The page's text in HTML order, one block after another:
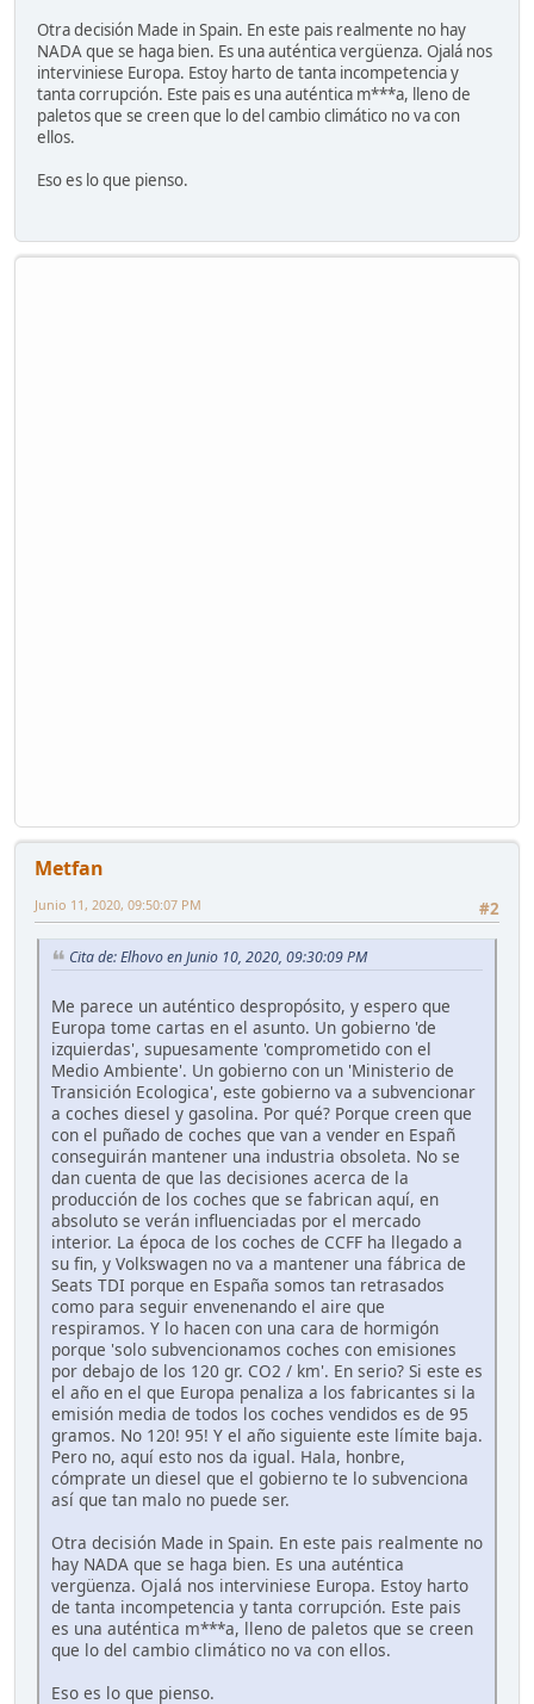
Otra decisión Made in Spain. En este pais realmente no hay
NADA que se haga bien. Es una auténtica vergüenza. Ojalá nos
interviniese Europa. Estoy harto de tanta incompetencia y
tanta corrupción. Este pais es una auténtica m***a, lleno de
paletos que se creen que lo del cambio climático no va con
ellos.
Eso es lo que pienso.
Metfan
#2
Junio 11, 2020, 09:50:07 PM
Cita de: Elhovo en Junio 10, 2020, 09:30:09 PM
Me parece un auténtico despropósito, y espero que
Europa tome cartas en el asunto. Un gobierno 'de
izquierdas', supuesamente 'comprometido con el
Medio Ambiente'. Un gobierno con un 'Ministerio de
Transición Ecologica', este gobierno va a subvencionar
a coches diesel y gasolina. Por qué? Porque creen que
con el puñado de coches que van a vender en Españ
conseguirán mantener una industria obsoleta. No se
dan cuenta de que las decisiones acerca de la
producción de los coches que se fabrican aquí, en
absoluto se verán influenciadas por el mercado
interior. La época de los coches de CCFF ha llegado a
su fin, y Volkswagen no va a mantener una fábrica de
Seats TDI porque en España somos tan retrasados
como para seguir envenenando el aire que
respiramos. Y lo hacen con una cara de hormigón
porque 'solo subvencionamos coches con emisiones
por debajo de los 120 gr. CO2 / km'. En serio? Si este es
el año en el que Europa penaliza a los fabricantes si la
emisión media de todos los coches vendidos es de 95
gramos. No 120! 95! Y el año siguiente este límite baja.
Pero no, aquí esto nos da igual. Hala, honbre,
cómprate un diesel que el gobierno te lo subvenciona
así que tan malo no puede ser.
Otra decisión Made in Spain. En este pais realmente no
hay NADA que se haga bien. Es una auténtica
vergüenza. Ojalá nos interviniese Europa. Estoy harto
de tanta incompetencia y tanta corrupción. Este pais
es una auténtica m***a, lleno de paletos que se creen
que lo del cambio climático no va con ellos.
Eso es lo que pienso.